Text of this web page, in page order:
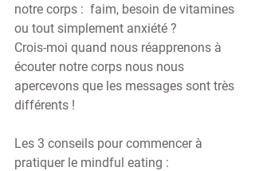
notre corps :  faim, besoin de vitamines
ou tout simplement anxiété ?
Crois-moi quand nous réapprenons à
écouter notre corps nous nous
apercevons que les messages sont très
différents !
Les 3 conseils pour commencer à
pratiquer le mindful eating :